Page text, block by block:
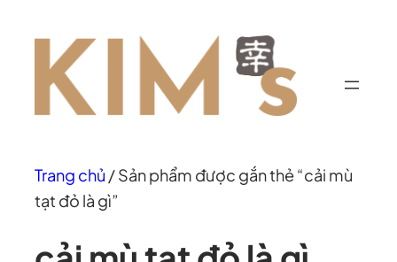
đến
dung
Trang chủ / Sản phẩm được gắn thẻ “cải mù
tạt đỏ là gì”